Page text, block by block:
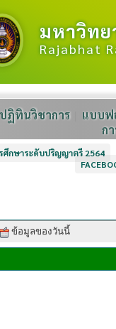
มหาวิท
Rajabhat
ปฏิทินวิชาการ
แบบฟ
ก
ศึกษาระดับปริญญาตรี 2564
ข้อมูลของวันนี้